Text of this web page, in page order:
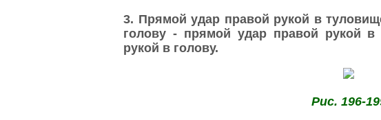
3. Прямой удар правой рукой в
голову - прямой удар правой рукой
рукой в голову.
Рис. 196-